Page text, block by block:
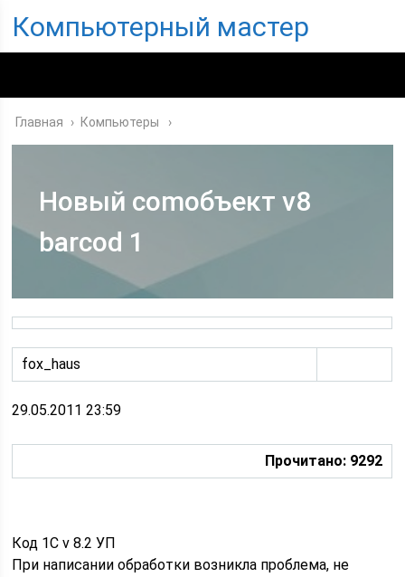
Компьютерный мастер
Главная › Компьютеры
Новый comобъект v8
barcod 1
fox_haus
29.05.2011 23:59
Прочитано: 9292
Код 1C v 8.2 УП
При написании обработки возникла проблема, не